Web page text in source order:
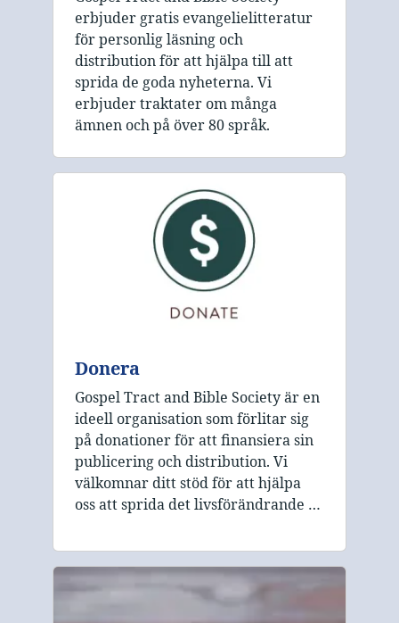
erbjuder gratis evangelielitteratur
för personlig läsning och
distribution för att hjälpa till att
sprida de goda nyheterna. Vi
erbjuder traktater om många
ämnen och på över 80 språk.
Donera
Gospel Tract and Bible Society är en
ideell organisation som förlitar sig
på donationer för att finansiera sin
publicering och distribution. Vi
välkomnar ditt stöd för att hjälpa
oss att sprida det livsförändrande …